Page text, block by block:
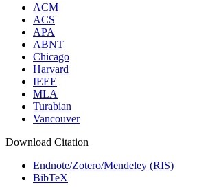
ACM
ACS
APA
ABNT
Chicago
Harvard
IEEE
MLA
Turabian
Vancouver
Download Citation
Endnote/Zotero/Mendeley (RIS)
BibTeX